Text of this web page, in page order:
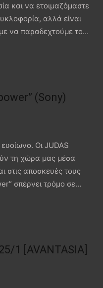
και να ετοιμαζόμαστε
αλλά είναι
να παραδεχτούμε το…
(Sony)
Οι JUDAS
τη χώρα μας μέσα
στις αποσκευές τους
σπέρνει τρόμο σε…
1 [AVANTASIA]